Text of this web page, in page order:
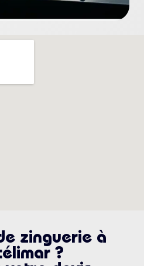
zinguerie à
?